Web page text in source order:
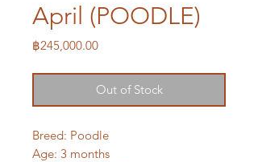
April (POODLE)
฿245,000.00Price
Out of Stock
Breed: Poodle
Age: 3 months